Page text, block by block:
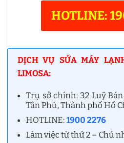
HOTLINE:
DỊCH VỤ SỬA MÁY
LIMOSA:
Trụ sở chính: 32 Luỹ
Tân Phú, Thành phố Hồ
HOTLINE:1900 2276
Làm việc từ thứ 2 – Chủ